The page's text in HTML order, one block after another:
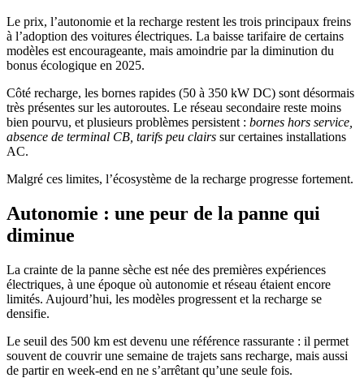
Le prix, l’autonomie et la recharge restent les trois principaux freins
à l’adoption des voitures électriques. La baisse tarifaire de certains
modèles est encourageante, mais amoindrie par la diminution du
bonus écologique en 2025.
Côté recharge, les bornes rapides (50 à 350 kW DC) sont désormais
très présentes sur les autoroutes. Le réseau secondaire reste moins
bien pourvu, et plusieurs problèmes persistent : bornes hors service,
absence de terminal CB, tarifs peu clairs sur certaines installations
AC.
Malgré ces limites, l’écosystème de la recharge progresse fortement.
Autonomie : une peur de la panne qui
diminue
La crainte de la panne sèche est née des premières expériences
électriques, à une époque où autonomie et réseau étaient encore
limités. Aujourd’hui, les modèles progressent et la recharge se
densifie.
Le seuil des 500 km est devenu une référence rassurante : il permet
souvent de couvrir une semaine de trajets sans recharge, mais aussi
de partir en week-end en ne s’arrêtant qu’une seule fois.